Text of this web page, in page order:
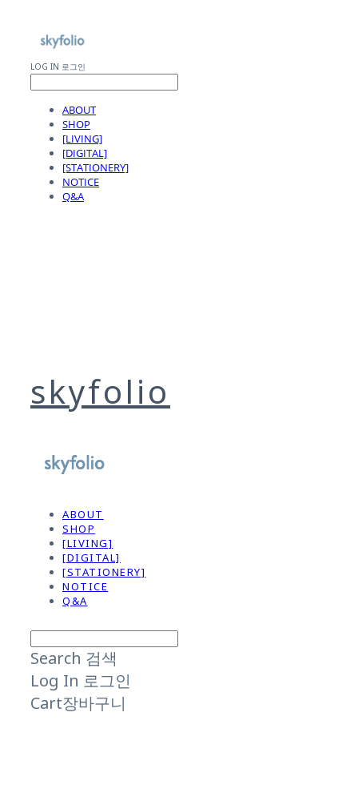
LOG IN 로그인
ABOUT
SHOP
[LIVING]
[DIGITAL]
[STATIONERY]
NOTICE
Q&A
skyfolio
ABOUT
SHOP
[LIVING]
[DIGITAL]
[STATIONERY]
NOTICE
Q&A
Search 검색
Log In 로그인
Cart장바구니